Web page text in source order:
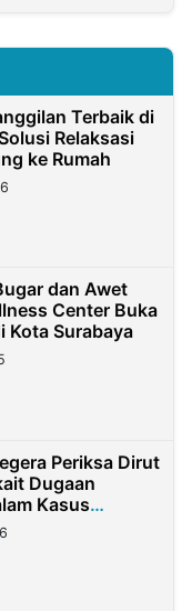
Terbaik di
Relaksasi
ke Rumah
dan Awet
Center Buka
Kota Surabaya
Periksa Dirut
Dugaan
Kasus
Nasabah Rp2,58